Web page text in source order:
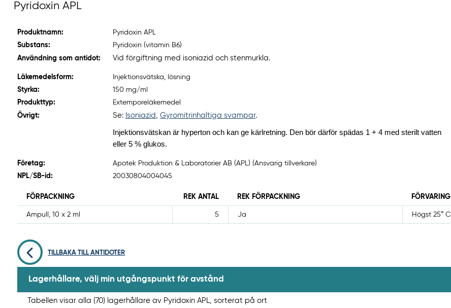
n
å
l
e
Pyridoxin APL
Produktnamn:
Pyridoxin APL
Substans:
Pyridoxin (vitamin B6)
Användning som antidot:
Vid förgiftning med isoniazid och stenmurkla.
Läkemedelsform:
Injektionsvätska, lösning
Styrka:
150 mg/ml
Produkttyp:
Extemporeläkemedel
Övrigt:
Se: Isoniazid , Gyromitrinhaltiga svampar.
Injektionsvätskan är hyperton och kan ge kärlretning. Den bör därför spädas 1 + 4 med sterilt vatten
eller 5 % glukos.
Företag:
Apotek Produktion & Laboratorier AB (APL) (Ansvarig tillverkare)
NPL/SB-id:
20030804004045
FÖRPACKNING REK ANTAL REK FÖRPACKNING FÖRVARING
Ampull, 10 x 2 ml 5 Ja Högst 25° C
TILLBAKA TILL ANTIDOTER
Lagerhållare, välj min utgångspunkt för avstånd
Tabellen visar alla (70) lagerhållare av Pyridoxin APL, sorterat på ort